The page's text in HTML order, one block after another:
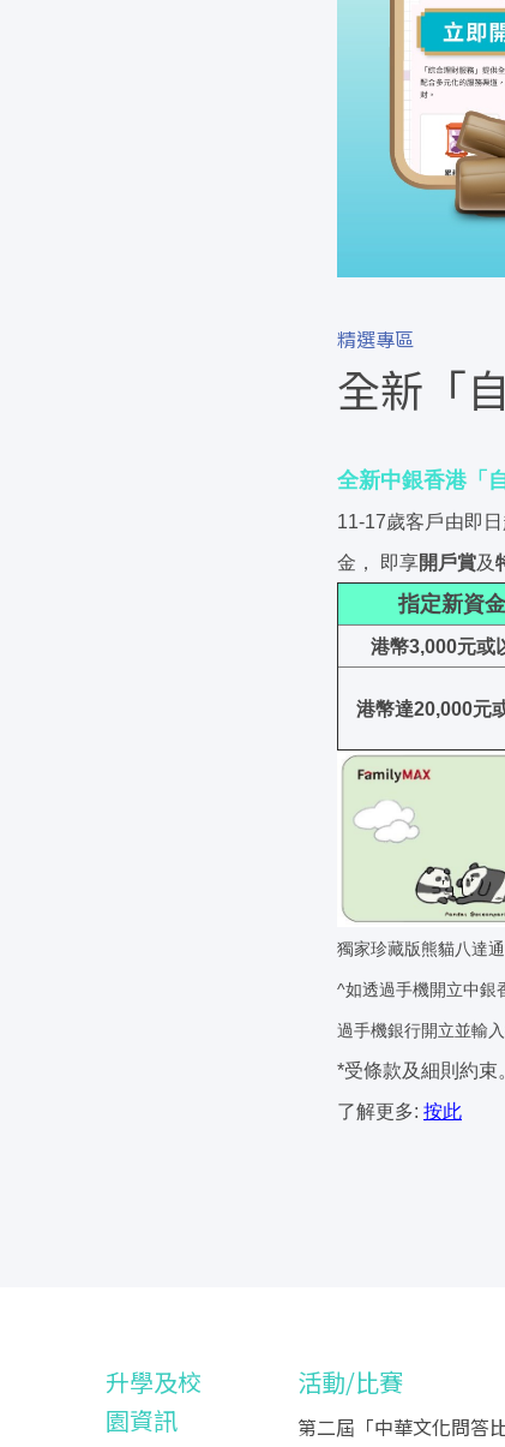
精選專區
全新「
全新中銀香港「
11-17歲客戶由即
金， 即享開戶賞及
指定新資金
港幣3,000元或
港幣達20,000元
獨家珍藏版熊貓八達
^如透過手機開立中銀
過手機銀行開立並輸
*受條款及細則約束
了解更多: 按此
升學及校
園資訊
活動/比賽
第二屆「中華文化問答比